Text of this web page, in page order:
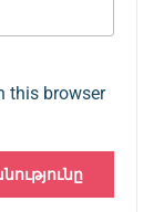
this browser